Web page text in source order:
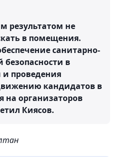
результатом не
в помещения.
санитарно-
в
проведения
кандидатов в
на организаторов
Киясов.